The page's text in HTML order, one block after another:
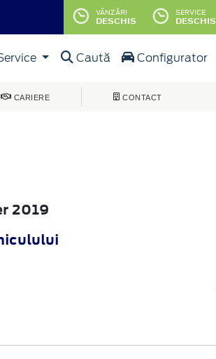
VÂNZĂRI
DESCHIS
SERVICE
DESCHIS
Caută Configurator
CARIERE CONTACT
2019